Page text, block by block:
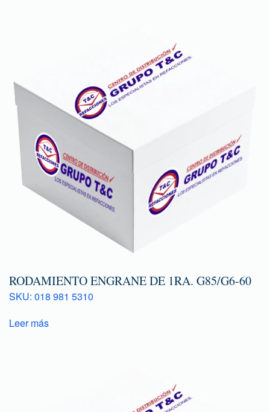
RODAMIENTO ENGRANE DE 1RA. G85/G6-60
SKU: 018 981 5310
Leer más